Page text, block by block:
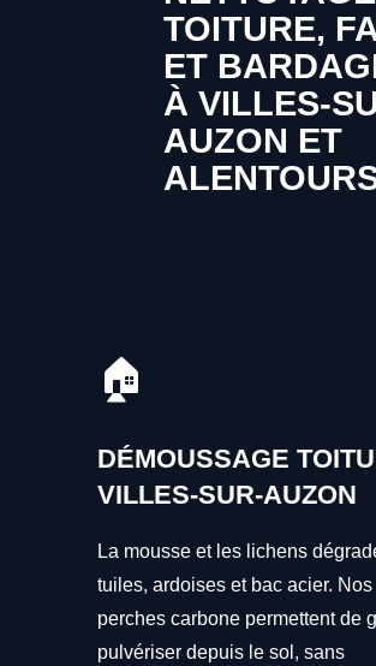
TOITURE,
ET
À VILLES-
AUZON ET
🏠
DÉMOUSSAGE
VILLES-SUR-AUZON
La mousse et les lichens
tuiles, ardoises et bac acier. Nos
perches carbone permettent de
pulvériser depuis le sol, sans